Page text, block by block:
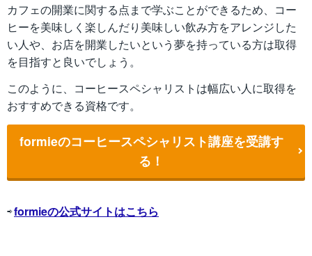
カフェの開業に関する点まで学ぶことができるため、コー
ヒーを美味しく楽しんだり美味しい飲み方をアレンジした
い人や、お店を開業したいという夢を持っている方は取得
を目指すと良いでしょう。
このように、コーヒースペシャリストは幅広い人に取得を
おすすめできる資格です。
formieのコーヒースペシャリスト講座を受講す
る！
⇨formieの公式サイトはこちら